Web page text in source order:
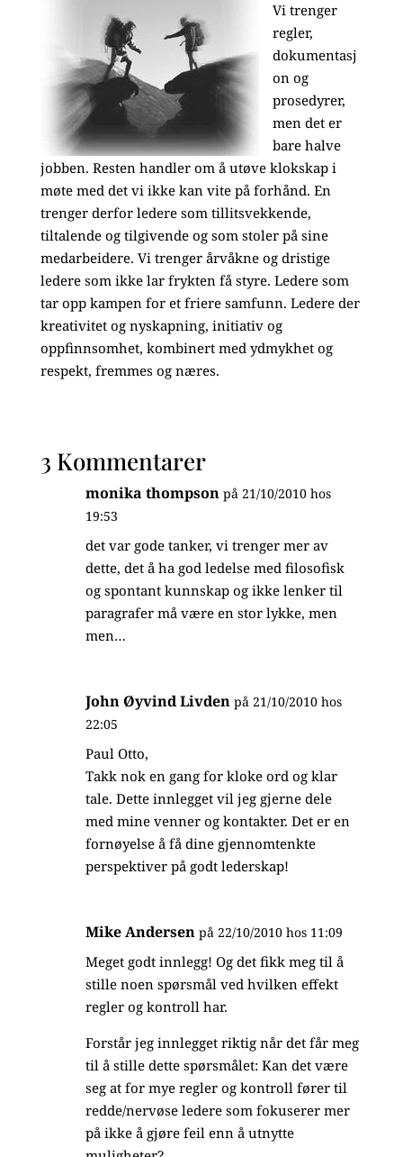
Vi trenger
regler,
dokumentasj
on og
prosedyrer,
men det er
bare halve
jobben. Resten handler om å utøve klokskap i
møte med det vi ikke kan vite på forhånd. En
trenger derfor ledere som tillitsvekkende,
tiltalende og tilgivende og som stoler på sine
medarbeidere. Vi trenger årvåkne og dristige
ledere som ikke lar frykten få styre. Ledere som
tar opp kampen for et friere samfunn. Ledere der
kreativitet og nyskapning, initiativ og
oppfinnsomhet, kombinert med ydmykhet og
respekt, fremmes og næres.
3 Kommentarer
monika thompson på 21/10/2010 hos
19:53
det var gode tanker, vi trenger mer av
dette, det å ha god ledelse med filosofisk
og spontant kunnskap og ikke lenker til
paragrafer må være en stor lykke, men
men…
John Øyvind Livden på 21/10/2010 hos
22:05
Paul Otto,
Takk nok en gang for kloke ord og klar
tale. Dette innlegget vil jeg gjerne dele
med mine venner og kontakter. Det er en
fornøyelse å få dine gjennomtenkte
perspektiver på godt lederskap!
Mike Andersen på 22/10/2010 hos 11:09
Meget godt innlegg! Og det fikk meg til å
stille noen spørsmål ved hvilken effekt
regler og kontroll har.
Forstår jeg innlegget riktig når det får meg
til å stille dette spørsmålet: Kan det være
seg at for mye regler og kontroll fører til
redde/nervøse ledere som fokuserer mer
på ikke å gjøre feil enn å utnytte